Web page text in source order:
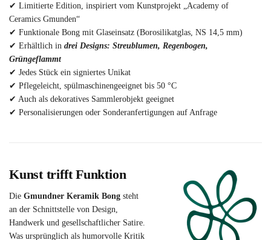
✔ Limitierte Edition, inspiriert vom Kunstprojekt „Academy of
Ceramics Gmunden“
✔ Funktionale Bong mit Glaseinsatz (Borosilikatglas, NS 14,5 mm)
✔ Erhältlich in drei Designs: Streublumen, Regenbogen,
Grüngeflammt
✔ Jedes Stück ein signiertes Unikat
✔ Pflegeleicht, spülmaschinengeeignet bis 50 °C
✔ Auch als dekoratives Sammlerobjekt geeignet
✔ Personalisierungen oder Sonderanfertigungen auf Anfrage
Kunst trifft Funktion
Die Gmundner Keramik Bong steht
an der Schnittstelle von Design,
Handwerk und gesellschaftlicher Satire.
Was ursprünglich als humorvolle Kritik